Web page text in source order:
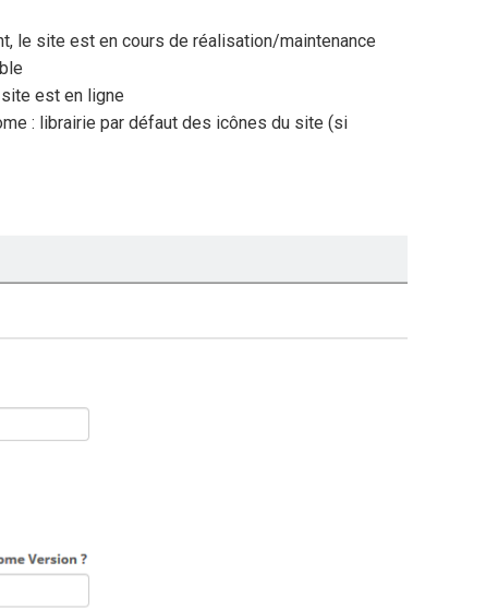
le site est en cours de réalisation/maintenance
est en ligne
: librairie par défaut des icônes du site (si